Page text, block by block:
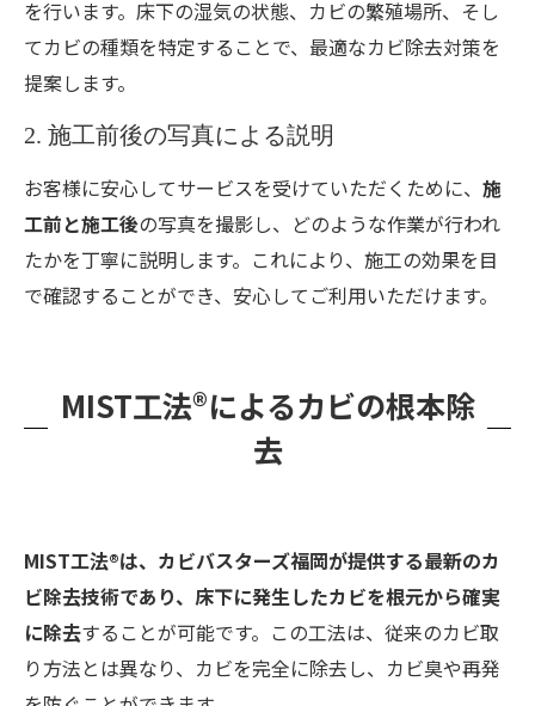
を行います。床下の湿気の状態、カビの繁殖場所、そし
てカビの種類を特定することで、最適なカビ除去対策を
提案します。
2. 施工前後の写真による説明
お客様に安心してサービスを受けていただくために、 施
工前と施工後の写真を撮影し、どのような作業が行われ
たかを丁寧に説明します。これにより、施工の効果を目
で確認することができ、安心してご利用いただけます。
MIST工法®によるカビの根本除
去
MIST工法®は、カビバスターズ福岡が提供する最新のカ
ビ除去技術であり、床下に発生したカビを根元から確実
に除去することが可能です。この工法は、従来のカビ取
り方法とは異なり、カビを完全に除去し、カビ臭や再発